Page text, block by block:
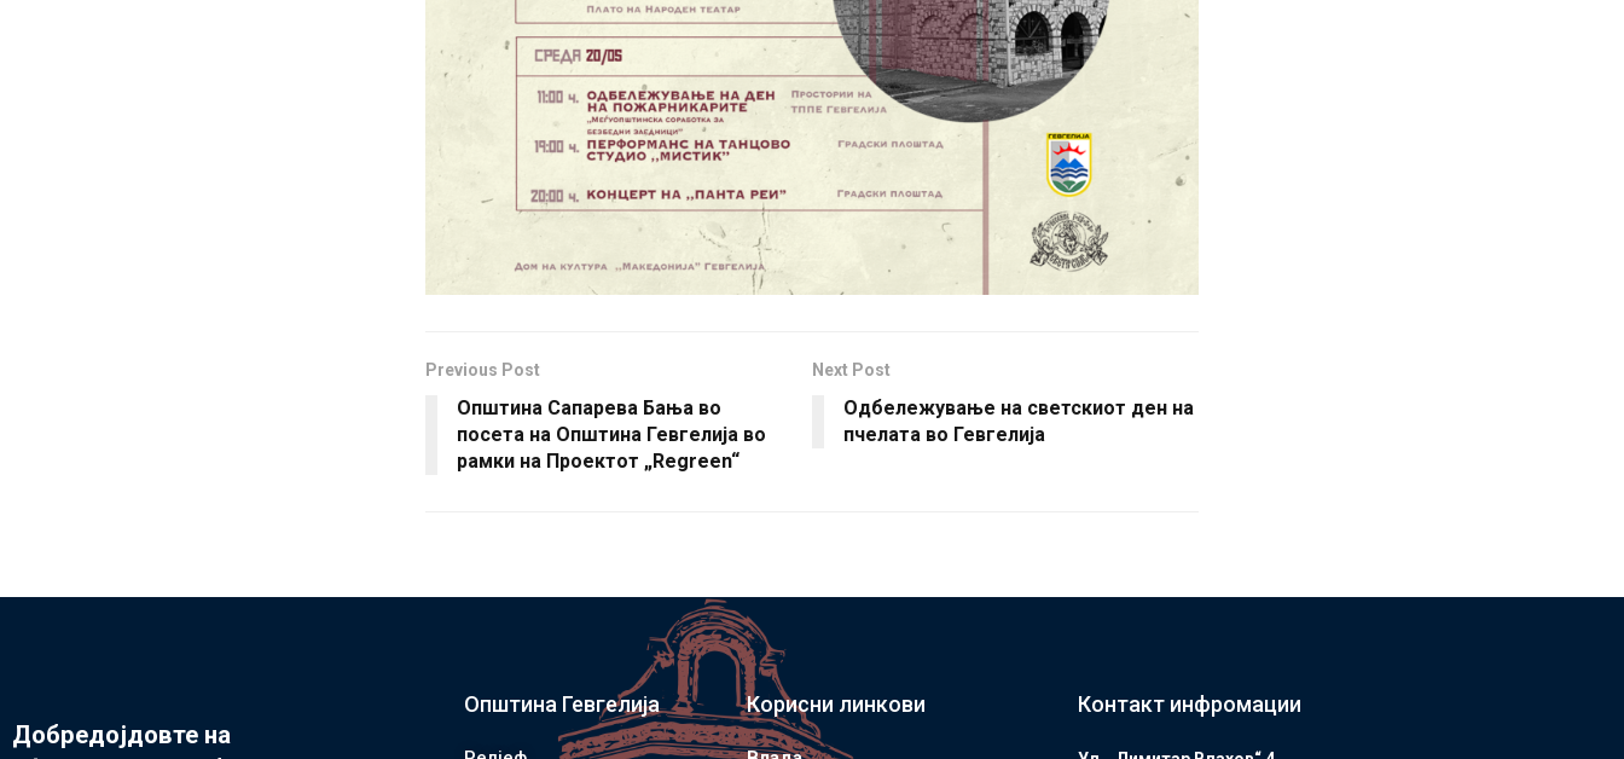
Previous Post
Општина Сапарева Бања во
посета на Општина Гевгелија во
рамки на Проектот „Regreen“
Next Post
Oдбележување на светскиот ден на
пчелата во Гевгелија
Добредојдовте на
Општина Гевгелија Корисни линкови Контакт инфромации